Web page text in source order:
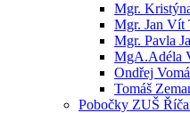
Mgr.
Mgr. Jan Vít
Mgr. Pavla
MgA.Adéla
Ondřej
Tomáš
Pobočky ZUŠ